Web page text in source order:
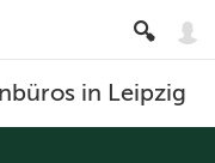
in Leipzig